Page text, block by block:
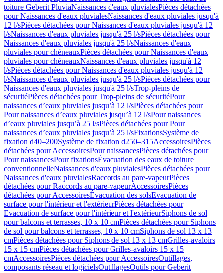
toiture Geberit PluviaNaissances d'eaux pluvialesPièces détachées
pour Naissances d'eaux pluvialesNaissances d'eaux pluviales jusqu'à
12 l/sPièces détachées pour Naissances d'eaux pluviales jusqu'à 12
l/sNaissances d'eaux pluviales jusqu'à 25 l/sPièces détachées pour
Naissances d'eaux pluviales jusqu'à 25 l/sNaissances d'eaux
pluviales pour chéneauxPièces détachées pour Naissances d'eaux
pluviales pour chéneauxNaissances d'eaux pluviales jusqu'à 12
l/sPièces détachées pour Naissances d'eaux pluviales jusqu'à 12
l/sNaissances d'eaux pluviales jusqu'à 25 l/sPièces détachées pour
Naissances d'eaux pluviales jusqu'à 25 l/sTrop-pleins de
sécuritéPièces détachées pour Trop-pleins de sécuritéPour
naissances d’eaux pluviales jusqu’à 12 l/sPièces détachées pour
Pour naissances d’eaux pluviales jusqu’à 12 l/sPour naissances
d’eaux pluviales jusqu’à 25 l/sPièces détachées pour Pour
naissances d’eaux pluviales jusqu’à 25 l/sFixationsSystème de
fixation d40–200Système de fixation d250–315AccessoiresPièces
détachées pour AccessoiresPour naissancesPièces détachées pour
Pour naissancesPour fixationsÉvacuation des eaux de toiture
conventionnelleNaissances d'eaux pluvialesPièces détachées pour
Naissances d'eaux pluvialesRaccords au pare-vapeurPièces
détachées pour Raccords au pare-vapeurAccessoiresPièces
détachées pour AccessoiresÉvacuation des solsEvacuation de
surface pour l'intérieur et l'extérieurPièces détachées pour
Evacuation de surface pour l'intérieur et l'extérieurSiphons de sol
pour balcons et terrasses, 10 x 10 cmPièces détachées pour Siphons
de sol pour balcons et terrasses, 10 x 10 cmSiphons de sol 13 x 13
cmPièces détachées pour Siphons de sol 13 x 13 cmGrilles-avaloirs
15 x 15 cmPièces détachées pour Grilles-avaloirs 15 x 15
cmAccessoiresPièces détachées pour AccessoiresOutillages,
composants réseau et logicielsOutillagesOutils pour Geberit